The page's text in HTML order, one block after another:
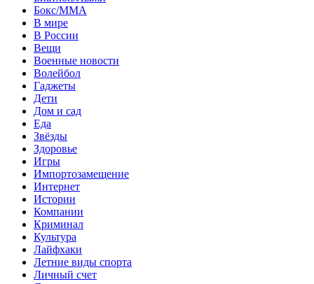
Бокс/MMA
В мире
В России
Вещи
Военные новости
Волейбол
Гаджеты
Дети
Дом и сад
Еда
Звёзды
Здоровье
Игры
Импортозамещение
Интернет
Истории
Компании
Криминал
Культура
Лайфхаки
Летние виды спорта
Личный счет